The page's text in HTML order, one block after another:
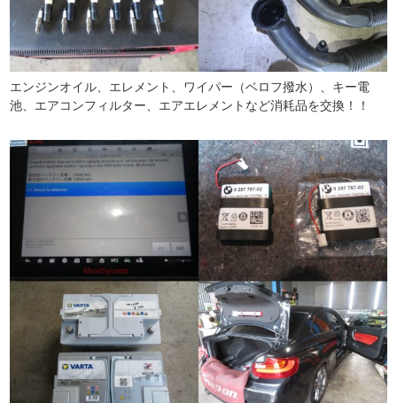
エンジンオイル、エレメント、ワイパー（ベロフ撥水）、キー電
池、エアコンフィルター、エアエレメントなど消耗品を交換！！